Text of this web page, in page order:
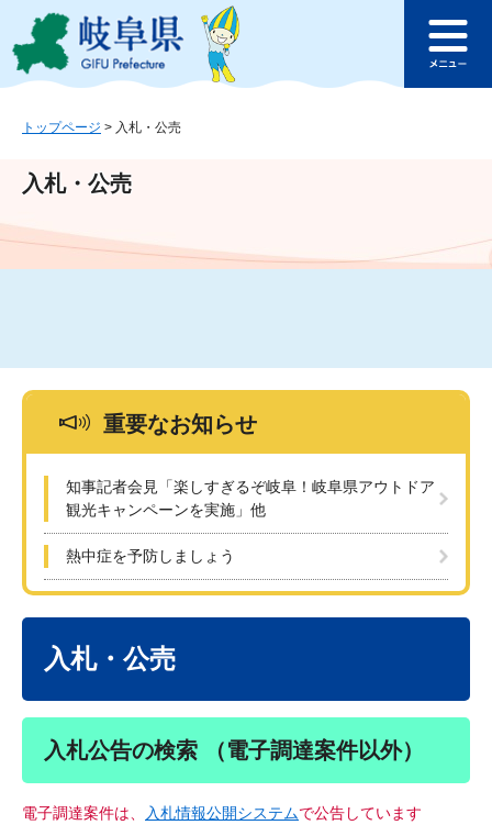
ジ
ュ
文
このページの本文へ
ュ
トップページ > 入札・公売
入札・公売
重要なお知らせ
知事記者会見「楽しすぎるぞ岐阜！岐阜県アウトドア
観光キャンペーンを実施」他
熱中症を予防しましょう
入札・公売
入札公告の検索 （電子調達案件以外）
電子調達案件は、 入札情報公開システムで公告しています